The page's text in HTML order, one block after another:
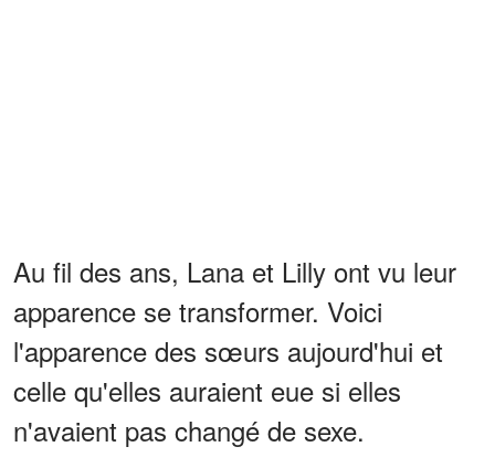
Au fil des ans, Lana et Lilly ont vu leur
apparence se transformer. Voici
l'apparence des sœurs aujourd'hui et
celle qu'elles auraient eue si elles
n'avaient pas changé de sexe.